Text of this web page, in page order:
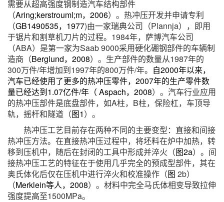
需要从超高强度钢制造汽车结构部件
（Aring;kerstrouml;m，2006）。热冲压开发并申请专利
（GB1490535，1977)由一家瑞典公司（Plannja），即用
于锯片和割草机刀片的过程。1984年，萨博汽车公司
（ABA）是第一家为Saab 9000采用硬化硼钢部件的车辆制
造商（Berglund，2008）。生产部件的数量从1987年的
300万件/年增加到1997年的800万件/年。 自2000年以来，
汽车已经使用了更多的热冲压零件，2007年的生产零件数
量已经达到1.07亿件/年（ Aspach，2008）。汽车行业应用
的热冲压部件是底盘部件，如A柱，B柱，保险杠，车顶导
轨，摇杆和隧道（图1）。
热冲压工艺目前存在两种不同的主要变型：直接和间接
热冲压方法。在直接热冲压过程中，将坯料在炉中加热，转
移到压机中，随后在封闭的工具中形成并淬火（图2a）。间
接热冲压工艺的特征在于使用几乎完全的预成型部件，其在
奥氏体化后仅在压机中进行淬火和校准操作（图 2b）
（Merklein等人，2008）。材料中完全马氏体相变导致拉伸
强度提高至1500MPa。